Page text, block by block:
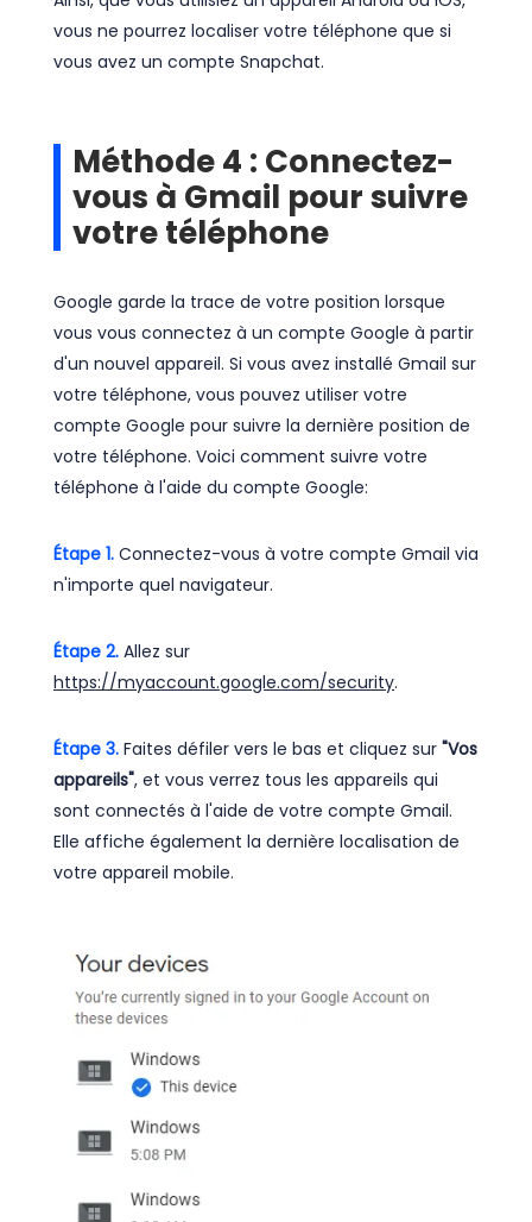
vous ne pourrez localiser votre téléphone que si
vous avez un compte Snapchat.
Méthode 4 : Connectez-
vous à Gmail pour suivre
votre téléphone
Google garde la trace de votre position lorsque
vous vous connectez à un compte Google à partir
d'un nouvel appareil. Si vous avez installé Gmail sur
votre téléphone, vous pouvez utiliser votre
compte Google pour suivre la dernière position de
votre téléphone. Voici comment suivre votre
téléphone à l'aide du compte Google:
Étape 1. Connectez-vous à votre compte Gmail via
n'importe quel navigateur.
Étape 2. Allez sur
https://myaccount.google.com/security.
Étape 3. Faites défiler vers le bas et cliquez sur "Vos
appareils", et vous verrez tous les appareils qui
sont connectés à l'aide de votre compte Gmail.
Elle affiche également la dernière localisation de
votre appareil mobile.